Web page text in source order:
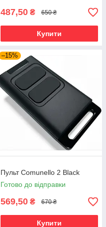
487,50 ₴ 650 ₴
Купити
–15%
Пульт Comunello 2 Black
Готово до відправки
569,50 ₴ 670 ₴
Купити